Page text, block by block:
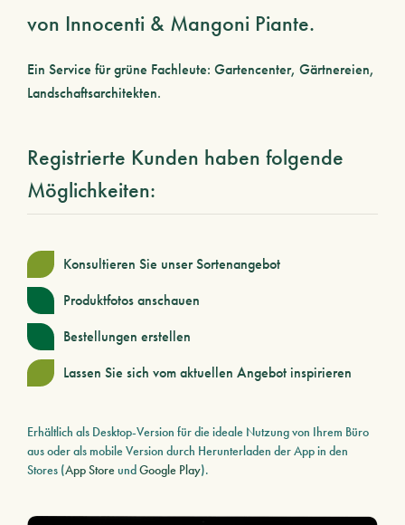
von Innocenti & Mangoni Piante.
Ein Service für grüne Fachleute: Gartencenter, Gärtnereien,
Landschaftsarchitekten.
Registrierte Kunden haben folgende
Möglichkeiten:
Konsultieren Sie unser Sortenangebot
Produktfotos anschauen
Bestellungen erstellen
Lassen Sie sich vom aktuellen Angebot inspirieren
Erhältlich als Desktop-Version für die ideale Nutzung von Ihrem Büro
aus oder als mobile Version durch Herunterladen der App in den
Stores (App StoreundGoogle Play).